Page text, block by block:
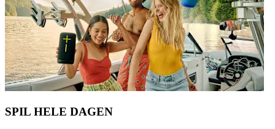
SPIL HELE DAGEN